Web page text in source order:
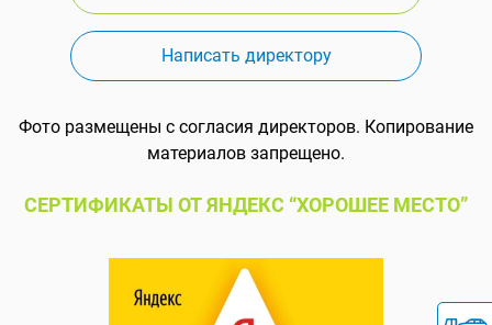
Написать директору
Фото размещены с согласия директоров. Копирование
материалов запрещено.
СЕРТИФИКАТЫ ОТ ЯНДЕКС “ХОРОШЕЕ МЕСТО”